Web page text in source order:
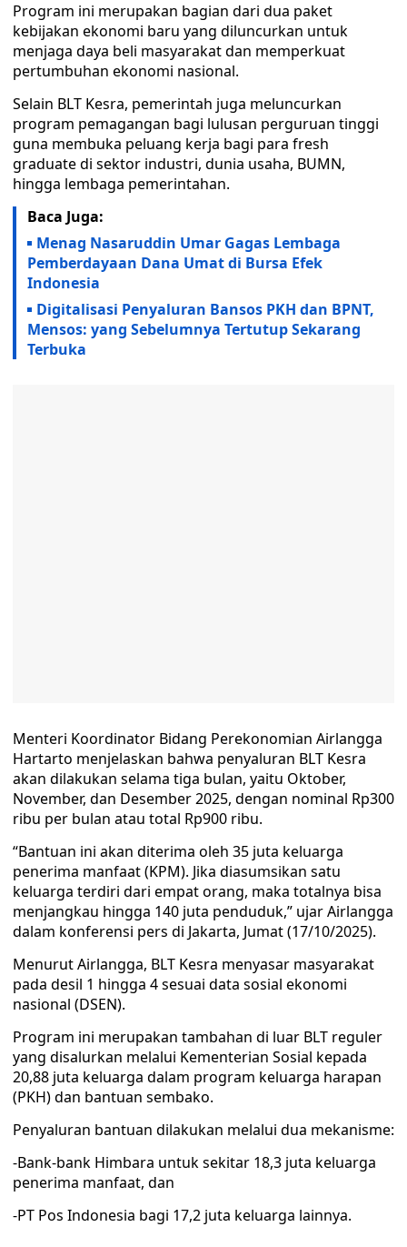
Program ini merupakan bagian dari dua paket
kebijakan ekonomi baru yang diluncurkan untuk
menjaga daya beli masyarakat dan memperkuat
pertumbuhan ekonomi nasional.
Selain BLT Kesra, pemerintah juga meluncurkan
program pemagangan bagi lulusan perguruan tinggi
guna membuka peluang kerja bagi para fresh
graduate di sektor industri, dunia usaha, BUMN,
hingga lembaga pemerintahan.
Baca Juga:
Menag Nasaruddin Umar Gagas Lembaga
Pemberdayaan Dana Umat di Bursa Efek
Indonesia
Digitalisasi Penyaluran Bansos PKH dan BPNT,
Mensos: yang Sebelumnya Tertutup Sekarang
Terbuka
Menteri Koordinator Bidang Perekonomian Airlangga
Hartarto menjelaskan bahwa penyaluran BLT Kesra
akan dilakukan selama tiga bulan, yaitu Oktober,
November, dan Desember 2025, dengan nominal Rp300
ribu per bulan atau total Rp900 ribu.
“Bantuan ini akan diterima oleh 35 juta keluarga
penerima manfaat (KPM). Jika diasumsikan satu
keluarga terdiri dari empat orang, maka totalnya bisa
menjangkau hingga 140 juta penduduk,” ujar Airlangga
dalam konferensi pers di Jakarta, Jumat (17/10/2025).
Menurut Airlangga, BLT Kesra menyasar masyarakat
pada desil 1 hingga 4 sesuai data sosial ekonomi
nasional (DSEN).
Program ini merupakan tambahan di luar BLT reguler
yang disalurkan melalui Kementerian Sosial kepada
20,88 juta keluarga dalam program keluarga harapan
(PKH) dan bantuan sembako.
Penyaluran bantuan dilakukan melalui dua mekanisme:
-Bank-bank Himbara untuk sekitar 18,3 juta keluarga
penerima manfaat, dan
-PT Pos Indonesia bagi 17,2 juta keluarga lainnya.